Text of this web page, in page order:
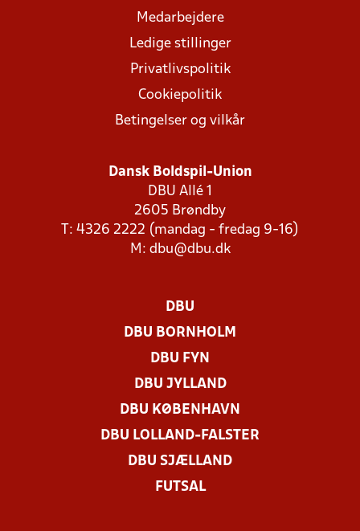
Medarbejdere
Ledige stillinger
Privatlivspolitik
Cookiepolitik
Betingelser og vilkår
Dansk Boldspil-Union
DBU Allé 1
2605 Brøndby
T: 4326 2222 (mandag - fredag 9-16)
M: dbu@dbu.dk
DBU
DBU BORNHOLM
DBU FYN
DBU JYLLAND
DBU KØBENHAVN
DBU LOLLAND-FALSTER
DBU SJÆLLAND
FUTSAL